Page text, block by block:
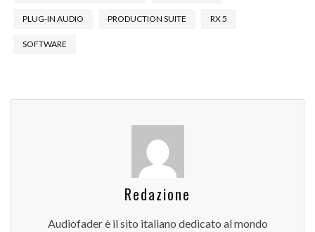
PLUG-IN AUDIO PRODUCTION SUITE RX 5
SOFTWARE
Redazione
Audiofader è il sito italiano dedicato al mondo